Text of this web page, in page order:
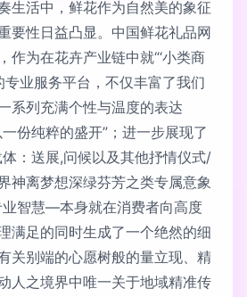
生活中，鲜花作为自然美的象征
要性日益凸显。中国鲜花礼品网
作为在花卉产业链中就“‘小类商
专业服务平台，不仅丰富了我们
系列充满个性与温度的表达
份纯粹的盛开”；进一步展现了
：送展,问候以及其他抒情仪式/
神离梦想深绿芬芳之类专属意象
业智慧—本身就在消费者向高度
满足的同时生成了一个绝然的细
别端的心愿树般的量立现、精
人之境界中唯一关于地域精准传